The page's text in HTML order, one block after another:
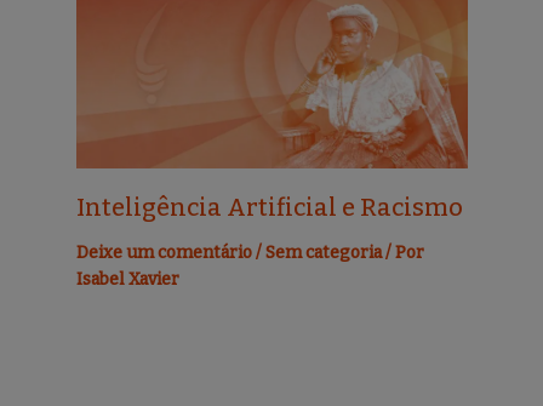
Inteligência Artificial e Racismo
Deixe um comentário /Sem categoria/ Por
Isabel Xavier